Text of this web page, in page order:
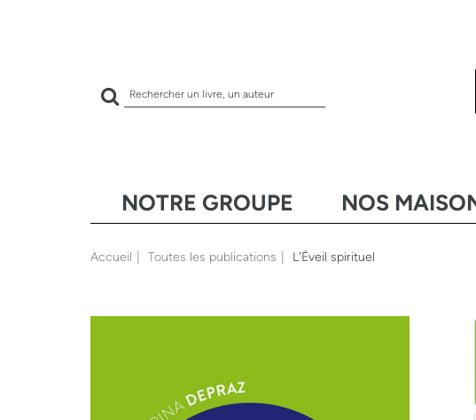
Rechercher
NOTRE GROUPE NOS
Accueil Toutes les publications L'Éveil spirituel